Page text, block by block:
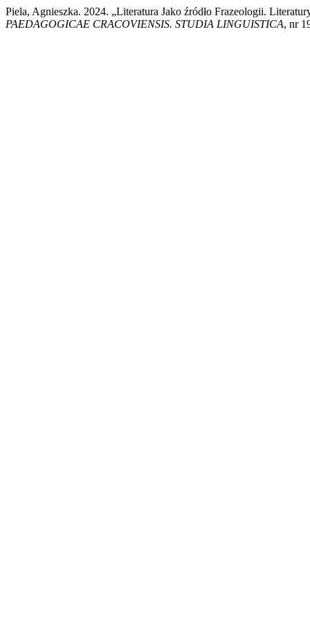
Piela, Agnieszka. 2024. „Literatura Jako źródło Frazeologii.
PAEDAGOGICAE CRACOVIENSIS. STUDIA LINGUISTICA, nr